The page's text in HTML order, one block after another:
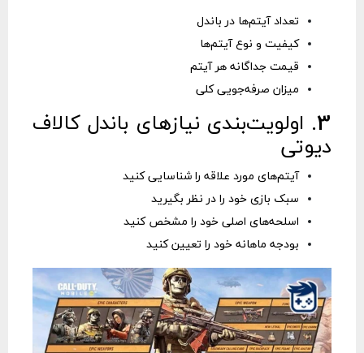
تعداد آیتم‌ها در باندل
کیفیت و نوع آیتم‌ها
قیمت جداگانه هر آیتم
میزان صرفه‌جویی کلی
3. اولویت‌بندی نیازهای باندل کالاف
دیوتی
آیتم‌های مورد علاقه را شناسایی کنید
سبک بازی خود را در نظر بگیرید
اسلحه‌های اصلی خود را مشخص کنید
بودجه ماهانه خود را تعیین کنید